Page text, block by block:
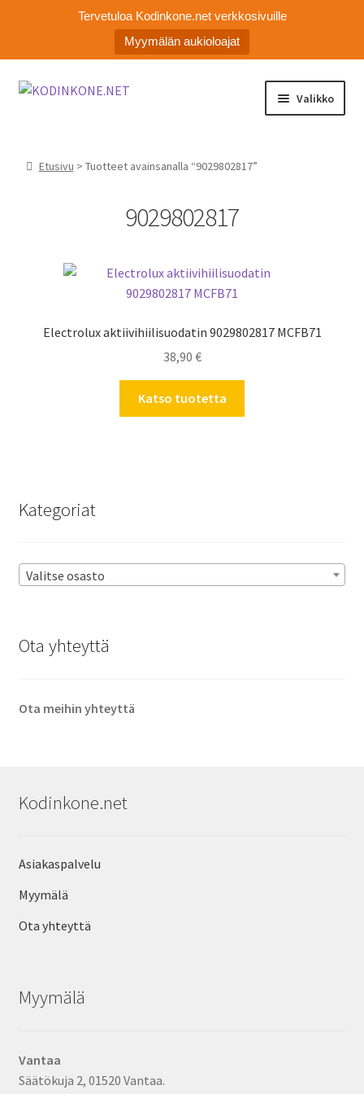
Tervetuloa Kodinkone.net verkkosivuille
Myymälän aukioloajat
Siirry
Siirry
Valikko
Asiakaspalvelu
Etusivu > Tuotteet avainsanalla “9029802817”
9029802817
Electrolux aktiivihiilisuodatin 9029802817 MCFB71
38,90 €
Katso tuotetta
Kategoriat
Valitse osasto
Ota yhteyttä
Ota meihin yhteyttä
Kodinkone.net
Asiakaspalvelu
Myymälä
Ota yhteyttä
Myymälä
Vantaa
Säätökuja 2, 01520 Vantaa.